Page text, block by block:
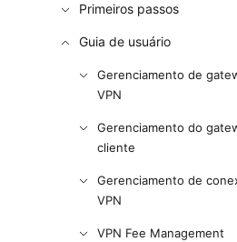
Primeiros passos
Guia de usuário
Gerenciamento de
VPN
Gerenciamento do
cliente
Gerenciamento de
VPN
VPN Fee Management